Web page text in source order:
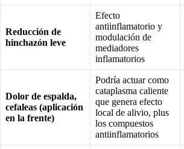
Reducción de
hinchazón leve
Efecto
antiinflamatorio y
modulación de
mediadores
inflamatorios
Dolor de espalda,
cefaleas (aplicación
en la frente)
Podría actuar como
cataplasma caliente
que genera efecto
local de alivio, plus
los compuestos
antiinflamatorios